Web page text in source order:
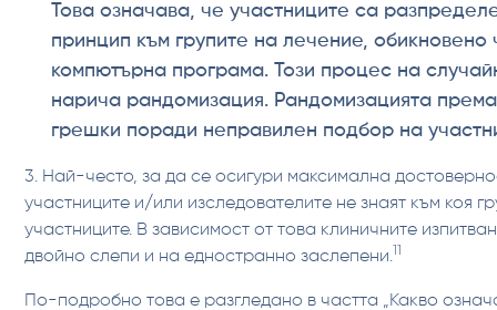
Това означава, че участниците са
принцип към групите на лечение, обикновено
компютърна програма. Този процес на
нарича рандомизация. Рандомизацията
грешки поради неправилен подбор на
3. Най-често, за да се осигури максимална
участниците и/или изследователите не знаят към коя
участниците. В зависимост от това клиничните
двойно слепи и на едностранно заслепени.
По-подробно това е разгледано в частта „Какво